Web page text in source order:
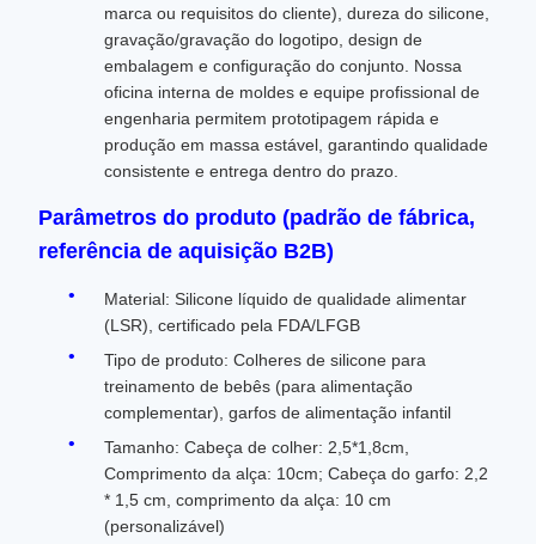
marca ou requisitos do cliente), dureza do silicone,
gravação/gravação do logotipo, design de
embalagem e configuração do conjunto. Nossa
oficina interna de moldes e equipe profissional de
engenharia permitem prototipagem rápida e
produção em massa estável, garantindo qualidade
consistente e entrega dentro do prazo.
Parâmetros do produto (padrão de fábrica,
referência de aquisição B2B)
Material: Silicone líquido de qualidade alimentar
(LSR), certificado pela FDA/LFGB
Tipo de produto: Colheres de silicone para
treinamento de bebês (para alimentação
complementar), garfos de alimentação infantil
Tamanho: Cabeça de colher: 2,5*1,8cm,
Comprimento da alça: 10cm; Cabeça do garfo: 2,2
* 1,5 cm, comprimento da alça: 10 cm
(personalizável)